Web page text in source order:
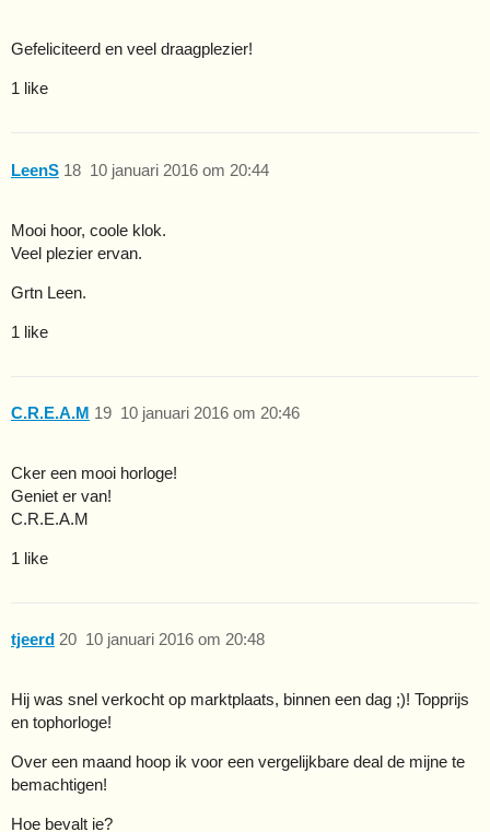
Gefeliciteerd en veel draagplezier!
1 like
LeenS 10 januari 2016 om 20:44
18
Mooi hoor, coole klok.
Veel plezier ervan.
Grtn Leen.
1 like
C.R.E.A.M 10 januari 2016 om 20:46
19
Cker een mooi horloge!
Geniet er van!
C.R.E.A.M
1 like
tjeerd 10 januari 2016 om 20:48
20
Hij was snel verkocht op marktplaats, binnen een dag ;)! Topprijs
en tophorloge!
Over een maand hoop ik voor een vergelijkbare deal de mijne te
bemachtigen!
Hoe bevalt ie?